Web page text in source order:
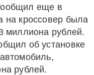
еще в
на кроссовер была
миллиона рублей.
об установке
рублей.